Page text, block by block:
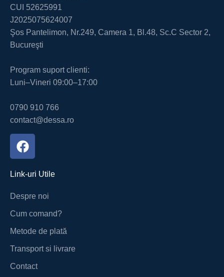
CUI 52625991
J2025075624007
Şos Pantelimon, Nr.249, Camera 1, Bl.48, Sc.C Sector 2,
Bucureşti
Program suport clienti:
Luni–Vineri 09:00–17:00
0790 910 766
contact@dessa.ro
Link-uri Utile
Despre noi
Cum comand?
Metode de plată
Transport si livrare
Contact